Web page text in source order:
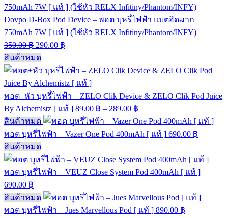
Dovpo D-Box Pod Device – พอต บุหรี่ไฟฟ้า แบตอึดมาก
750mAh 7W [ แท้ ] (ใช้หัว RELX Infitiny/Phantom/INFY)
350.00฿ 290.00 ฿
สินค้าหมด
พอต+หัว บุหรี่ไฟฟ้า – ZELO Clik Device & ZELO Clik Pod Juice
By Alchemistz [ แท้ ] 89.00 ฿ – 289.00 ฿
สินค้าหมด
พอต บุหรี่ไฟฟ้า – Vazer One Pod 400mAh [ แท้ ] 690.00 ฿
สินค้าหมด
พอต บุหรี่ไฟฟ้า – VEUZ Close System Pod 400mAh [ แท้ ]
690.00 ฿
สินค้าหมด
พอต บุหรี่ไฟฟ้า – Jues Marvellous Pod [ แท้ ] 890.00 ฿